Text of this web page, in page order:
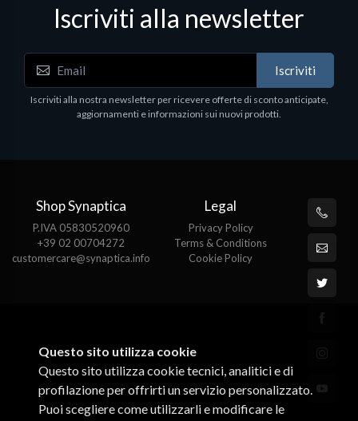
Iscriviti alla newsletter
Iscriviti
Iscriviti alla nostra newsletter per ricevere offerte di sconto anticipate,
aggiornamenti e informazioni sui nuovi prodotti.
Shop Synaptica
P.IVA 05830520960
+39 02 00704272
customercare@synaptica.info
Legal
Privacy Policy
Terms & Conditions
Cookie Policy
Questo sito utilizza cookie
Questo sito utilizza cookie tecnici, analitici e di
profilazione per offrirti un servizio personalizzato.
Puoi scegliere come utilizzarli e modificare le